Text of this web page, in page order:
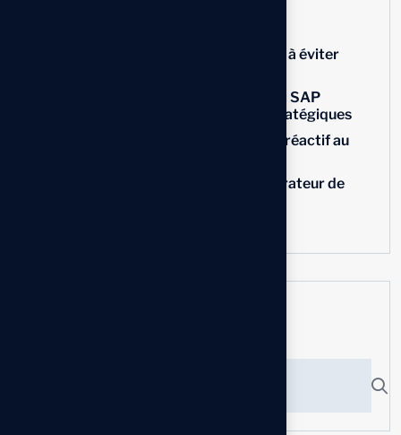
Personnalisation d’un ERP : les erreurs à éviter
Traçabilité agroalimentaire au Maroc : SAP
Business One et l’IA comme leviers stratégiques
L’IA et SAP Business One : du pilotage réactif au
Utiliser les requêtes SQL dans le Générateur de